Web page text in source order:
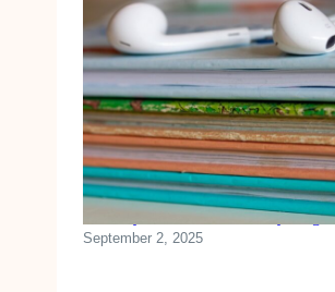
Sådan lytter du nemmest til lydbøger
September 2, 2025